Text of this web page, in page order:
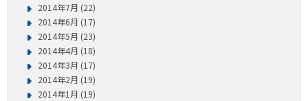
2014年7月 (22)
2014年6月 (17)
2014年5月 (23)
2014年4月 (18)
2014年3月 (17)
2014年2月 (19)
2014年1月 (19)